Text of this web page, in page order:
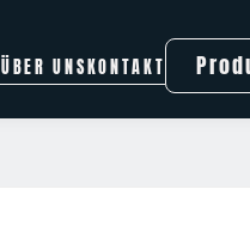
ÜBER UNSKONTAKT